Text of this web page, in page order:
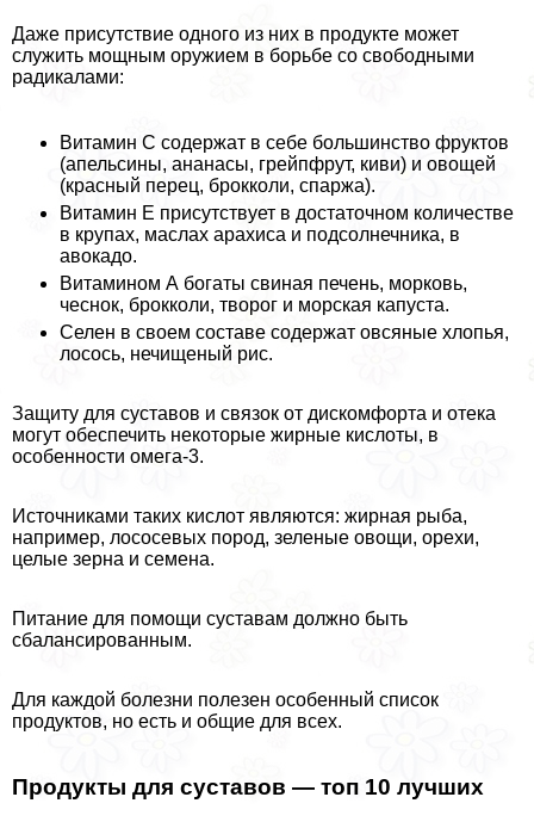
Даже присутствие одного из них в продукте может
служить мощным оружием в борьбе со свободными
радикалами:
Витамин С содержат в себе большинство фруктов
(апельсины, ананасы, грейпфрут, киви) и овощей
(красный перец, брокколи, спаржа).
Витамин Е присутствует в достаточном количестве
в крупах, маслах арахиса и подсолнечника, в
авокадо.
Витамином А богаты свиная печень, морковь,
чеснок, брокколи, творог и морская капуста.
Селен в своем составе содержат овсяные хлопья,
лосось, нечищеный рис.
Защиту для суставов и связок от дискомфорта и отека
могут обеспечить некоторые жирные кислоты, в
особенности омега-3.
Источниками таких кислот являются: жирная рыба,
например, лососевых пород, зеленые овощи, орехи,
целые зерна и семена.
Питание для помощи суставам должно быть
сбалансированным.
Для каждой болезни полезен особенный список
продуктов, но есть и общие для всех.
Продукты для суставов — топ 10 лучших